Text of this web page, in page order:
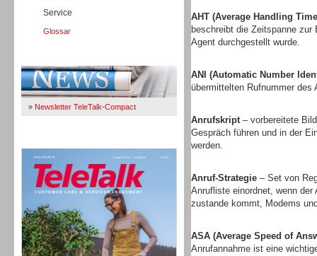
Service
Glossar
» Newsletter TeleTalk-Compact
AHT (Average Handling
beschreibt die Zeitspanne
Agent durchgestellt wurde.
ANI (Automatic Number
übermittelten Rufnummer des
Anrufskript– vorbereitete
Gespräch führen und in der
werden.
Anruf-Strategie – Set von
Anrufliste einordnet, wenn
zustande kommt, Modems
ASA (Average Speed of
Anrufannahme ist eine